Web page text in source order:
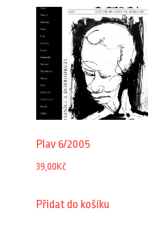
Plav 6/2005
39,00Kč
Přidat do košíku